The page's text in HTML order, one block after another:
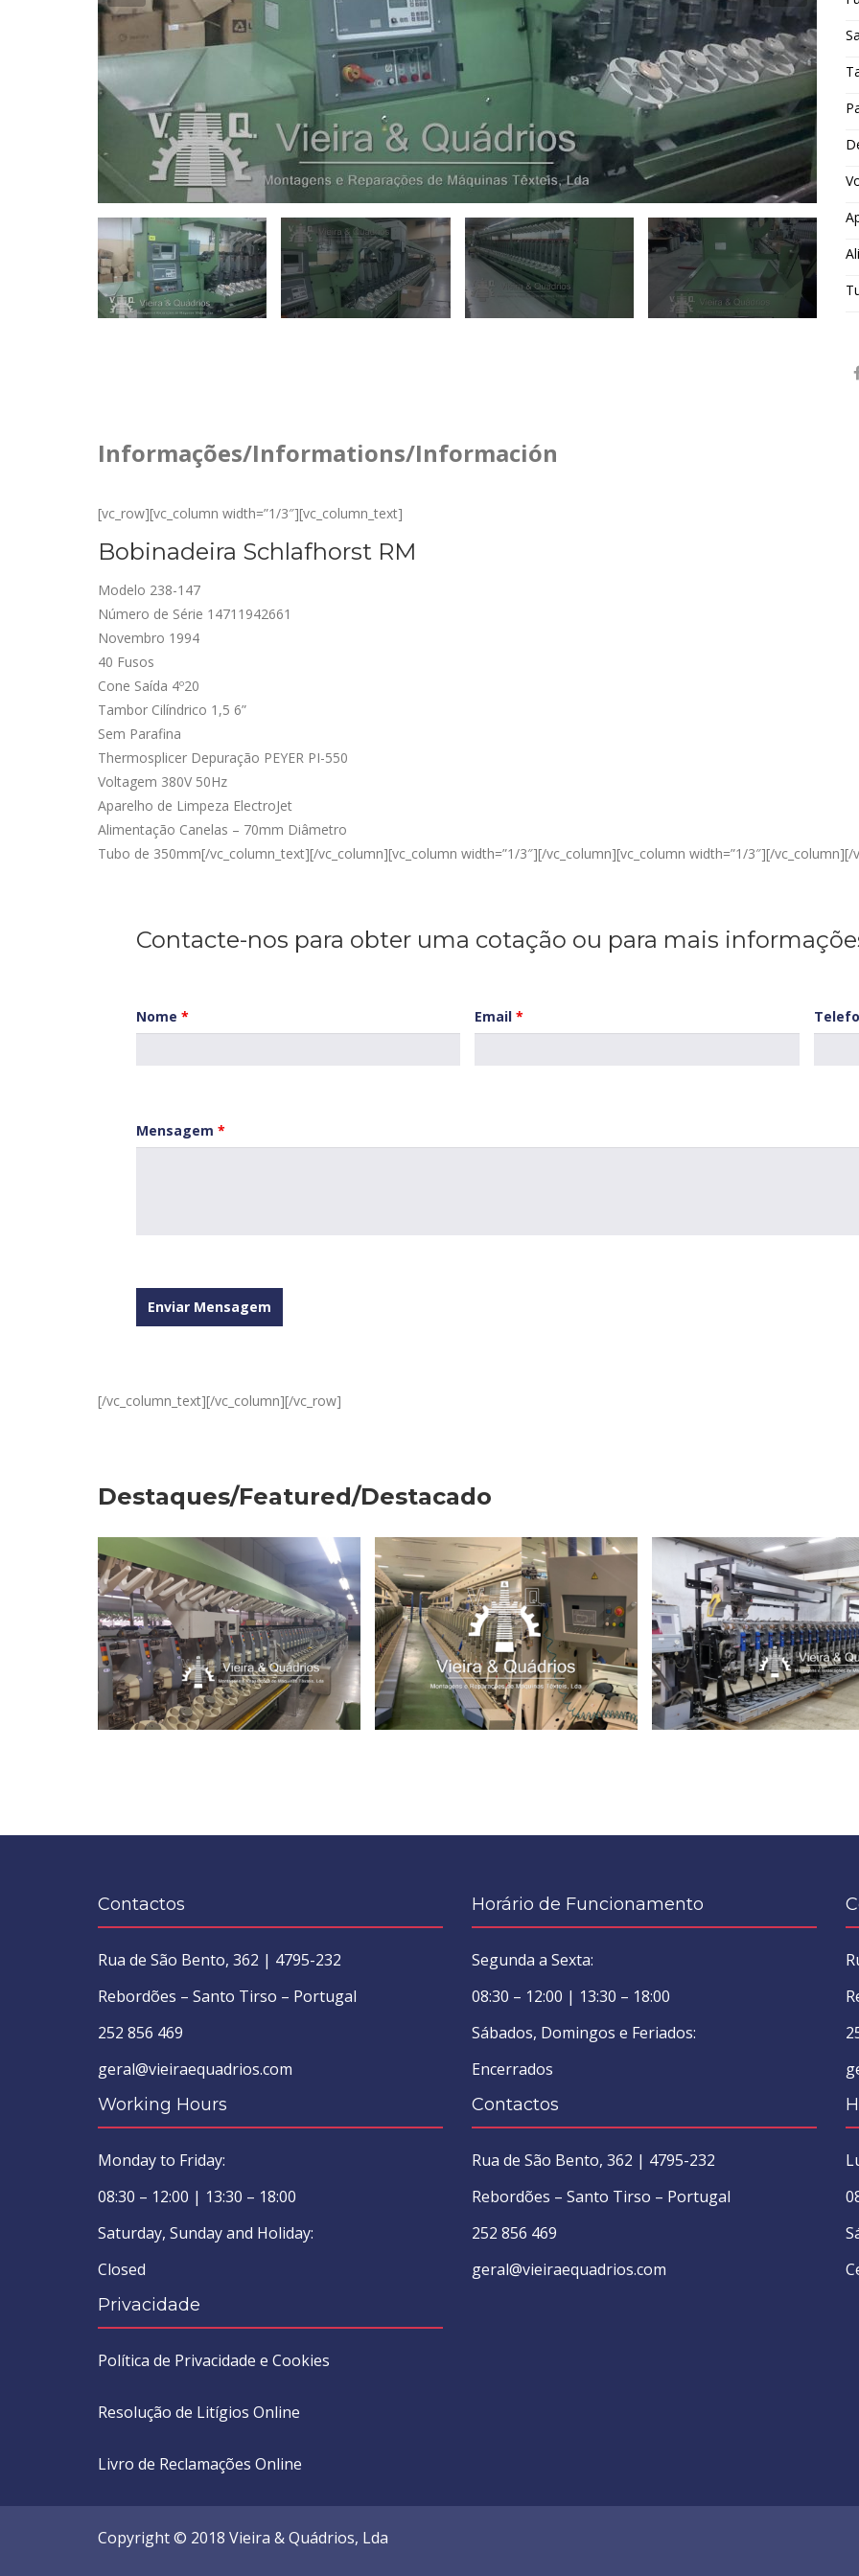
Informações/Informations/Información
[vc_row][vc_column width=”1/3″][vc_column_text]
Bobinadeira Schlafhorst RM
Modelo 238-147
Número de Série 14711942661
Novembro 1994
40 Fusos
Cone Saída 4º20
Tambor Cilíndrico 1,5 6”
Sem Parafina
Thermosplicer Depuração PEYER PI-550
Voltagem 380V 50Hz
Aparelho de Limpeza ElectroJet
Alimentação Canelas – 70mm Diâmetro
Tubo de 350mm[/vc_column_text][/vc_column][vc_column width=”1/3″][/vc_column][vc_column width=”1/3″][/
Contacte-nos para obter uma cotação ou para mais
Nome * Email*
Mensagem *
[/vc_column_text][/vc_column][/vc_row]
Destaques/Featured/Destacado
BOBINADEIRA SCHLAFHORST
338 RM
BOBINADEIRA MURATA 21C BOBINADEIRA SAVIO
Contactos
Rua de São Bento, 362 | 4795-232
Rebordões – Santo Tirso – Portugal
252 856 469
geral@vieiraequadrios.com
Horário de Funcionamento
Segunda a Sexta:
08:30 – 12:00 | 13:30 – 18:00
Sábados, Domingos e Feriados:
Encerrados
Working Hours
Monday to Friday:
08:30 – 12:00 | 13:30 – 18:00
Saturday, Sunday and Holiday:
Closed
Contactos
Rua de São Bento, 362 | 4795-232
Rebordões – Santo Tirso – Portugal
252 856 469
geral@vieiraequadrios.com
Privacidade
Política de Privacidade e Cookies
Resolução de Litígios Online
Livro de Reclamações Online
Copyright © 2018 Vieira & Quádrios, Lda